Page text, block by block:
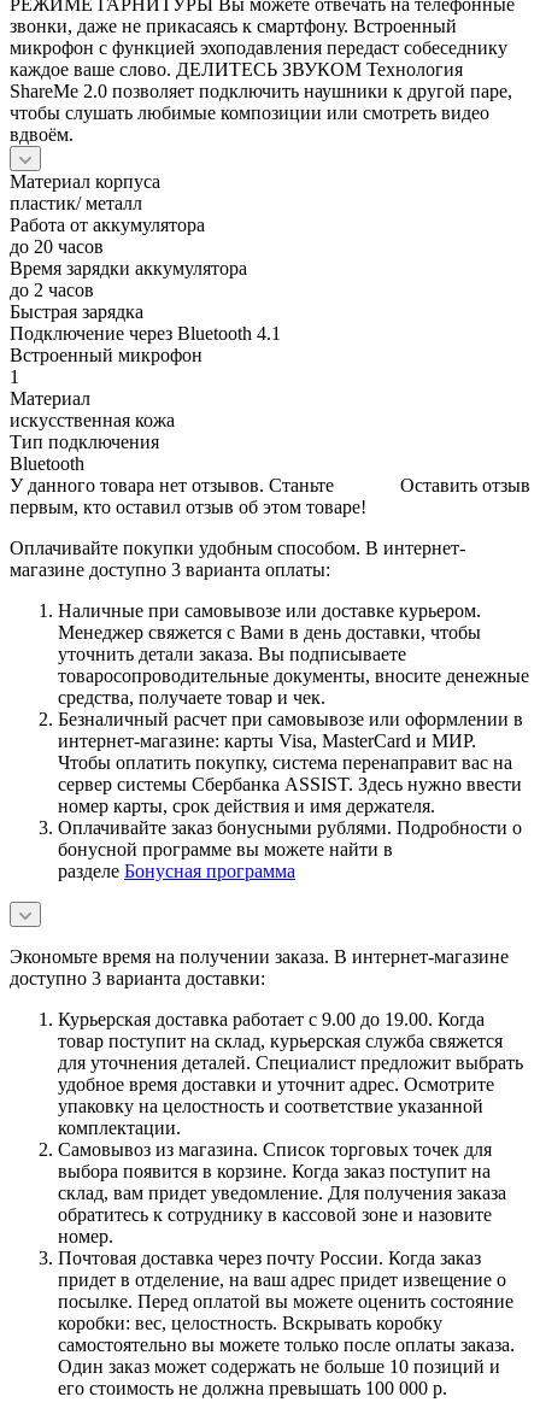
звонки, даже не прикасаясь к смартфону. Встроенный
микрофон с функцией эхоподавления передаст собеседнику
каждое ваше слово. ДЕЛИТЕСЬ ЗВУКОМ Технология
ShareMe 2.0 позволяет подключить наушники к другой паре,
чтобы слушать любимые композиции или смотреть видео
вдвоём.
Материал корпуса
пластик/ металл
Работа от аккумулятора
до 20 часов
Время зарядки аккумулятора
до 2 часов
Быстрая зарядка
Подключение через Bluetooth 4.1
Встроенный микрофон
1
Материал
искусственная кожа
Тип подключения
Bluetooth
Оставить отзыв
У данного товара нет отзывов. Станьте
первым, кто оставил отзыв об этом товаре!
Оплачивайте покупки удобным способом. В интернет-
магазине доступно 3 варианта оплаты:
Наличные при самовывозе или доставке курьером.
Менеджер свяжется с Вами в день доставки, чтобы
уточнить детали заказа. Вы подписываете
товаросопроводительные документы, вносите денежные
средства, получаете товар и чек.
Безналичный расчет при самовывозе или оформлении в
интернет-магазине: карты Visa, MasterCard и МИР.
Чтобы оплатить покупку, система перенаправит вас на
сервер системы Сбербанка ASSIST. Здесь нужно ввести
номер карты, срок действия и имя держателя.
Оплачивайте заказ бонусными рублями. Подробности о
бонусной программе вы можете найти в
разделе Бонусная программа
Экономьте время на получении заказа. В интернет-магазине
доступно 3 варианта доставки:
Курьерская доставка работает с 9.00 до 19.00. Когда
товар поступит на склад, курьерская служба свяжется
для уточнения деталей. Специалист предложит выбрать
удобное время доставки и уточнит адрес. Осмотрите
упаковку на целостность и соответствие указанной
комплектации.
Самовывоз из магазина. Список торговых точек для
выбора появится в корзине. Когда заказ поступит на
склад, вам придет уведомление. Для получения заказа
обратитесь к сотруднику в кассовой зоне и назовите
номер.
Почтовая доставка через почту России. Когда заказ
придет в отделение, на ваш адрес придет извещение о
посылке. Перед оплатой вы можете оценить состояние
коробки: вес, целостность. Вскрывать коробку
самостоятельно вы можете только после оплаты заказа.
Один заказ может содержать не больше 10 позиций и
его стоимость не должна превышать 100 000 р.